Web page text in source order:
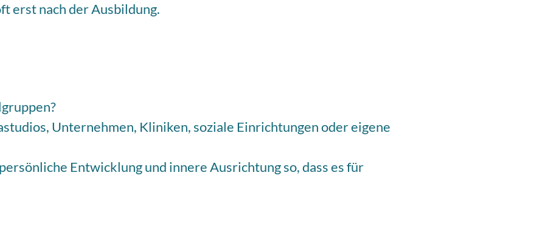
erst nach der Ausbildung.
Unternehmen, Kliniken, soziale Einrichtungen oder eigene
Entwicklung und innere Ausrichtung so, dass es für